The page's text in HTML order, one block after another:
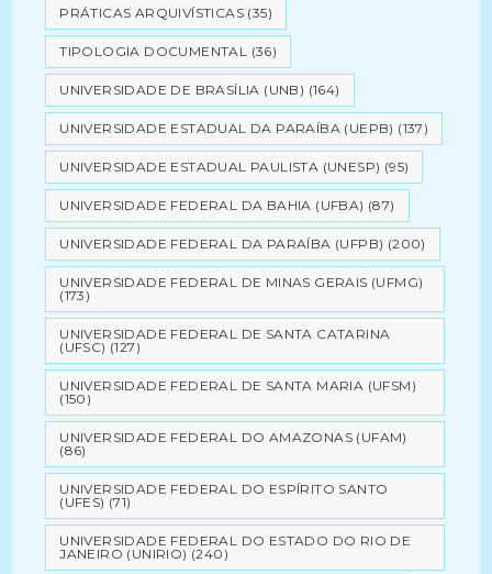
PRÁTICAS ARQUIVÍSTICAS (35)
TIPOLOGIA DOCUMENTAL (36)
UNIVERSIDADE DE BRASÍLIA (UNB) (164)
UNIVERSIDADE ESTADUAL DA PARAÍBA (UEPB) (137)
UNIVERSIDADE ESTADUAL PAULISTA (UNESP) (95)
UNIVERSIDADE FEDERAL DA BAHIA (UFBA) (87)
UNIVERSIDADE FEDERAL DA PARAÍBA (UFPB) (200)
UNIVERSIDADE FEDERAL DE MINAS GERAIS (UFMG)
(173)
UNIVERSIDADE FEDERAL DE SANTA CATARINA
(UFSC) (127)
UNIVERSIDADE FEDERAL DE SANTA MARIA (UFSM)
(150)
UNIVERSIDADE FEDERAL DO AMAZONAS (UFAM)
(86)
UNIVERSIDADE FEDERAL DO ESPÍRITO SANTO
(UFES) (71)
UNIVERSIDADE FEDERAL DO ESTADO DO RIO DE
JANEIRO (UNIRIO) (240)